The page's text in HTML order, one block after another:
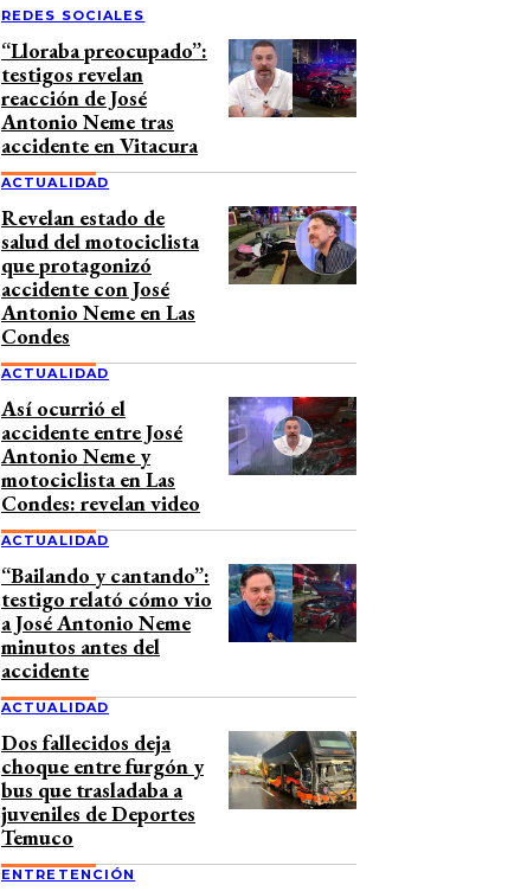
REDES SOCIALES
“Lloraba preocupado”:
testigos revelan
reacción de José
Antonio Neme tras
accidente en Vitacura
ACTUALIDAD
Revelan estado de
salud del motociclista
que protagonizó
accidente con José
Antonio Neme en Las
Condes
ACTUALIDAD
Así ocurrió el
accidente entre José
Antonio Neme y
motociclista en Las
Condes: revelan video
ACTUALIDAD
“Bailando y cantando”:
testigo relató cómo vio
a José Antonio Neme
minutos antes del
accidente
ACTUALIDAD
Dos fallecidos deja
choque entre furgón y
bus que trasladaba a
juveniles de Deportes
Temuco
ENTRETENCIÓN